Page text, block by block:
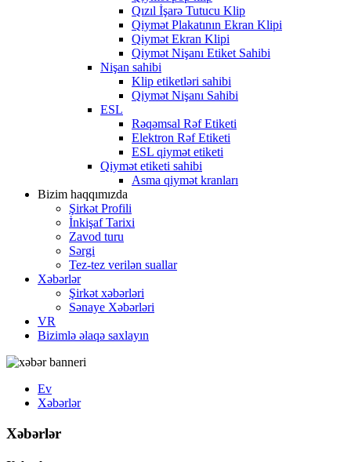
Qızıl İşarə Tutucu Klip
Qiymət Plakatının Ekran Klipi
Qiymət Ekran Klipi
Qiymət Nişanı Etiket Sahibi
Nişan sahibi
Klip etiketləri sahibi
Qiymət Nişanı Sahibi
ESL
Rəqəmsal Rəf Etiketi
Elektron Rəf Etiketi
ESL qiymət etiketi
Qiymət etiketi sahibi
Asma qiymət kranları
Bizim haqqımızda
Şirkət Profili
İnkişaf Tarixi
Zavod turu
Sərgi
Tez-tez verilən suallar
Xəbərlər
Şirkət xəbərləri
Sənaye Xəbərləri
VR
Bizimlə əlaqə saxlayın
Ev
Xəbərlər
Xəbərlər